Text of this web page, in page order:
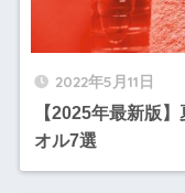
2022年5月11日
【2025年最新版
オル7選